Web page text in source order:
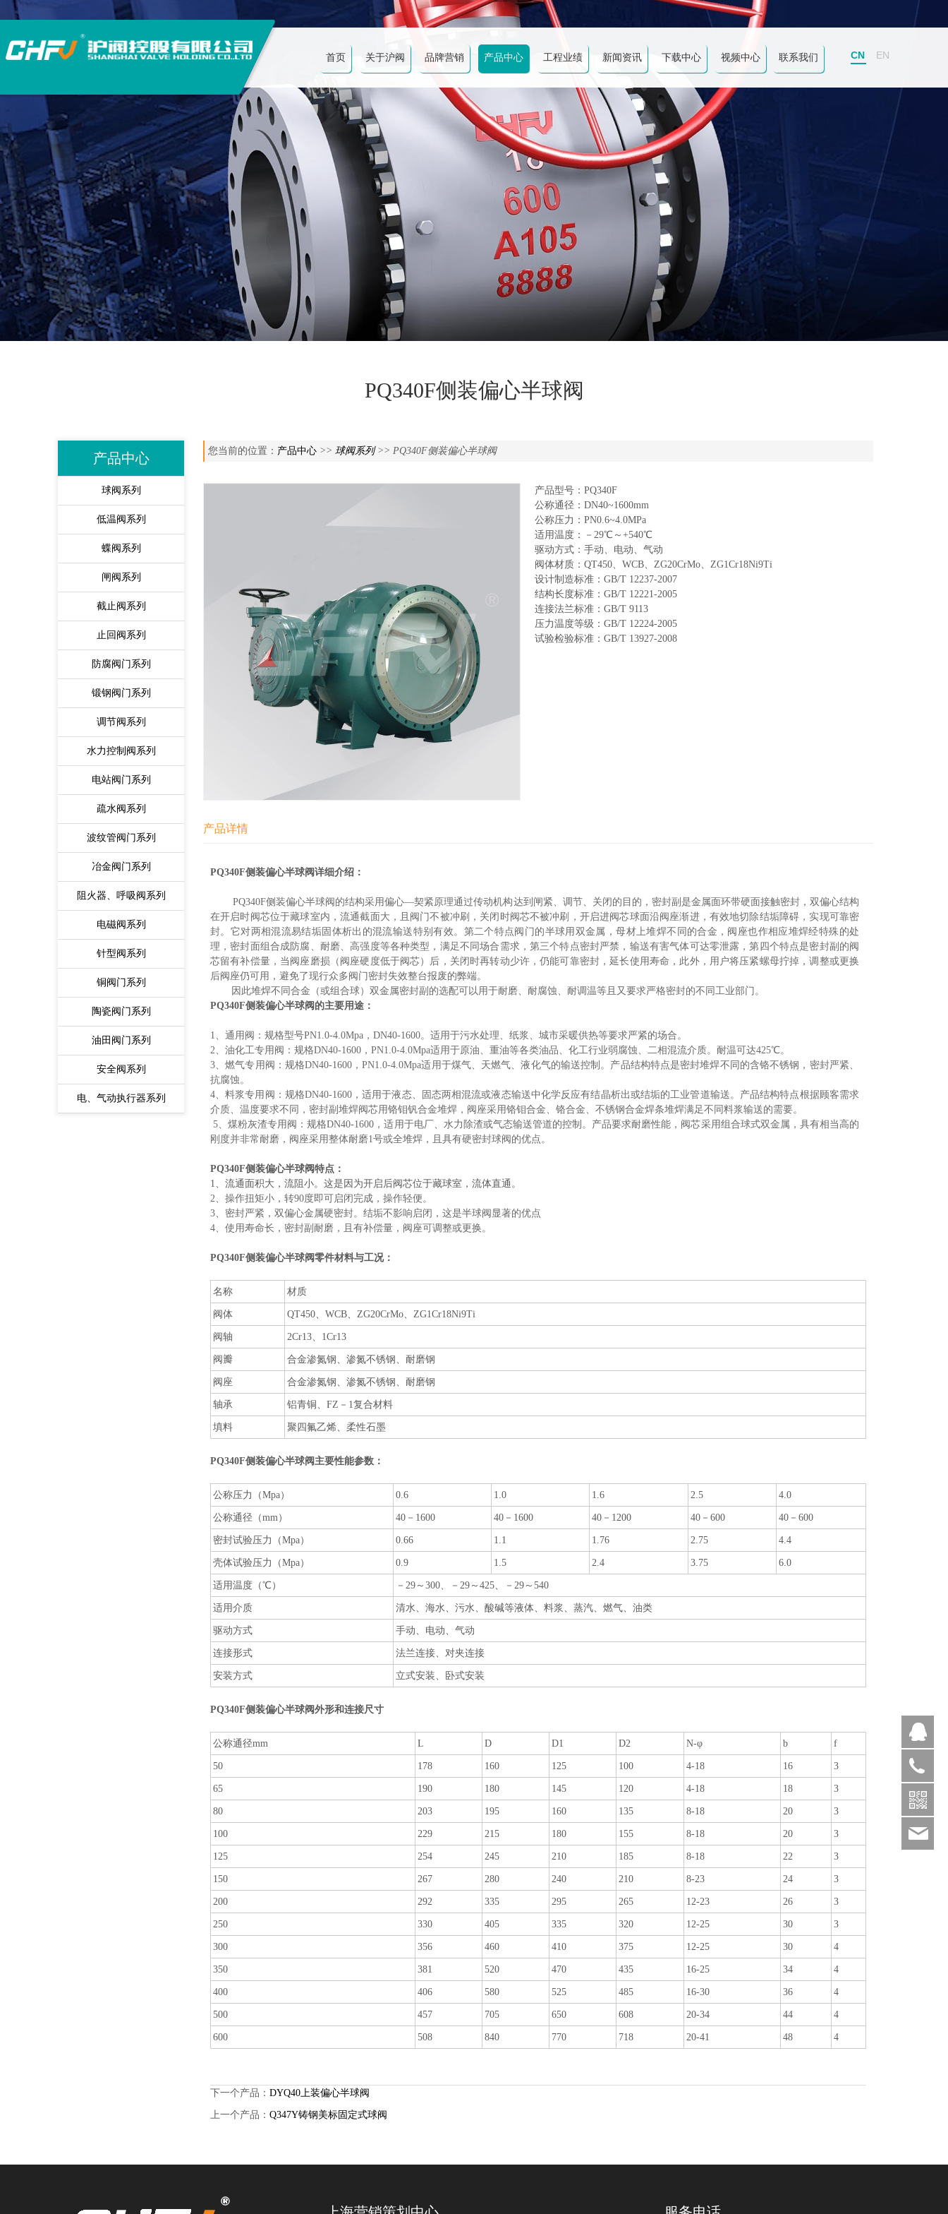
首页 关于沪阀 品牌营销 产品中心 工程业绩 新闻资讯 下载中心 视频中心 联系我们 CN EN
PQ340F侧装偏心半球阀
产品中心
球阀系列
低温阀系列
蝶阀系列
闸阀系列
截止阀系列
止回阀系列
防腐阀门系列
锻钢阀门系列
调节阀系列
水力控制阀系列
电站阀门系列
疏水阀系列
波纹管阀门系列
冶金阀门系列
阻火器、呼吸阀系列
电磁阀系列
针型阀系列
铜阀门系列
陶瓷阀门系列
油田阀门系列
安全阀系列
电、气动执行器系列
您当前的位置： 产品中心 >> 球阀系列>> PQ340F侧装偏心半球阀
产品型号：PQ340F
公称通径：DN40~1600mm
公称压力：PN0.6~4.0MPa
适用温度：－29℃～+540℃
驱动方式：手动、电动、气动
阀体材质：QT450、WCB、ZG20CrMo、ZG1Cr18Ni9Ti
设计制造标准：GB/T 12237-2007
结构长度标准：GB/T 12221-2005
连接法兰标准：GB/T 9113
压力温度等级：GB/T 12224-2005
试验检验标准：GB/T 13927-2008
产品详情
PQ340F侧装偏心半球阀详细介绍：
PQ340F侧装偏心半球阀的结构采用偏心—契紧原理通过传动机构达到闸紧、调节、关闭的目的，密封副是金属面环带硬面接触密封，双偏心结构
在开启时阀芯位于藏球室内，流通截面大，且阀门不被冲刷，关闭时阀芯不被冲刷，开启进阀芯球面沿阀座渐进，有效地切除结垢障碍，实现可靠密
封。它对两相混流易结垢固体析出的混流输送特别有效。第二个特点阀门的半球用双金属，母材上堆焊不同的合金，阀座也作相应堆焊经特殊的处
理，密封面组合成防腐、耐磨、高强度等各种类型，满足不同场合需求，第三个特点密封严禁，输送有害气体可达零泄露，第四个特点是密封副的阀
芯留有补偿量，当阀座磨损（阀座硬度低于阀芯）后，关闭时再转动少许，仍能可靠密封，延长使用寿命，此外，用户将压紧螺母拧掉，调整或更换
后阀座仍可用，避免了现行众多阀门密封失效整台报废的弊端。
因此堆焊不同合金（或组合球）双金属密封副的选配可以用于耐磨、耐腐蚀、耐调温等且又要求严格密封的不同工业部门。
PQ340F侧装偏心半球阀 的主要用途：
1、通用阀：规格型号PN1.0-4.0Mpa，DN40-1600。适用于污水处理、纸浆、城市采暖供热等要求严紧的场合。
2、油化工专用阀：规格DN40-1600，PN1.0-4.0Mpa适用于原油、重油等各类油品、化工行业弱腐蚀、二相混流介质。耐温可达425℃。
3、燃气专用阀：规格DN40-1600，PN1.0-4.0Mpa适用于煤气、天燃气、液化气的输送控制。产品结构特点是密封堆焊不同的含铬不锈钢，密封严紧、
抗腐蚀。
4、料浆专用阀：规格DN40-1600，适用于液态、固态两相混流或液态输送中化学反应有结晶析出或结垢的工业管道输送。产品结构特点根据顾客需求
介质、温度要求不同，密封副堆焊阀芯用铬钼钒合金堆焊，阀座采用铬钼合金、铬合金、不锈钢合金焊条堆焊满足不同料浆输送的需要。
5、煤粉灰渣专用阀：规格DN40-1600，适用于电厂、水力除渣或气态输送管道的控制。产品要求耐磨性能，阀芯采用组合球式双金属，具有相当高的
刚度并非常耐磨，阀座采用整体耐磨1号或全堆焊，且具有硬密封球阀的优点。
PQ340F侧装偏心半球阀特点：
1、流通面积大，流阻小。这是因为开启后阀芯位于藏球室，流体直通。
2、操作扭矩小，转90度即可启闭完成，操作轻便。
3、密封严紧，双偏心金属硬密封。结垢不影响启闭，这是半球阀显著的优点
4、使用寿命长，密封副耐磨，且有补偿量，阀座可调整或更换。
PQ340F侧装偏心半球阀零件材料与工况：
名称 材质
阀体 QT450、WCB、ZG20CrMo、ZG1Cr18Ni9Ti
阀轴 2Cr13、1Cr13
阀瓣 合金渗氮钢、渗氮不锈钢、耐磨钢
阀座 合金渗氮钢、渗氮不锈钢、耐磨钢
轴承 铝青铜、FZ－1复合材料
填料 聚四氟乙烯、柔性石墨
PQ340F侧装偏心半球阀主要性能参数：
公称压力（Mpa） 0.6 1.0 1.6 2.5 4.0
公称通径（mm） 40－1600 40－1600 40－1200 40－600 40－600
密封试验压力（Mpa） 0.66 1.1 1.76 2.75 4.4
壳体试验压力（Mpa） 0.9 1.5 2.4 3.75 6.0
适用温度（℃） －29～300、－29～425、－29～540
适用介质 清水、海水、污水、酸碱等液体、料浆、蒸汽、燃气、油类
驱动方式 手动、电动、气动
连接形式 法兰连接、对夹连接
安装方式 立式安装、卧式安装
PQ340F侧装偏心半球阀外形和连接尺寸
公称通径mm L D D1 D2 N-φ b f
50 178 160 125 100 4-18 16 3
65 190 180 145 120 4-18 18 3
80 203 195 160 135 8-18 20 3
100 229 215 180 155 8-18 20 3
125 254 245 210 185 8-18 22 3
150 267 280 240 210 8-23 24 3
200 292 335 295 265 12-23 26 3
250 330 405 335 320 12-25 30 3
300 356 460 410 375 12-25 30 4
350 381 520 470 435 16-25 34 4
400 406 580 525 485 16-30 36 4
500 457 705 650 608 20-34 44 4
600 508 840 770 718 20-41 48 4
下一个产品： DYQ40上装偏心半球阀
上一个产品： Q347Y铸钢美标固定式球阀